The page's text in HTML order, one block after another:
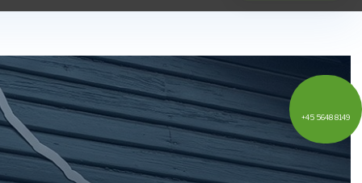
+45 5648 8149